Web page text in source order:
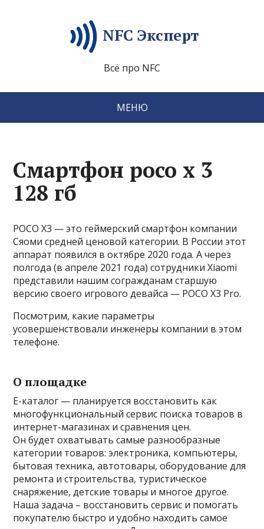
NFC Эксперт
Всё про NFC
МЕНЮ
Смартфон poco x 3
128 гб
POCO X3 — это геймерский смартфон компании
Сяоми средней ценовой категории. В России этот
аппарат появился в октябре 2020 года. А через
полгода (в апреле 2021 года) сотрудники Xiaomi
представили нашим согражданам старшую
версию своего игрового девайса — POCO X3 Pro.
Посмотрим, какие параметры
усовершенствовали инженеры компании в этом
телефоне.
О площадке
Е-каталог — планируется восстановить как
многофункциональный сервис поиска товаров в
интернет-магазинах и сравнения цен.
Он будет охватывать самые разнообразные
категории товаров: электроника, компьютеры,
бытовая техника, автотовары, оборудование для
ремонта и строительства, туристическое
снаряжение, детские товары и многое другое.
Наша задача – восстановить сервис и помогать
покупателю быстро и удобно находить самое